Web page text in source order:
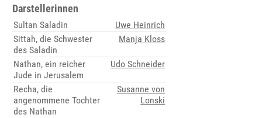
Darstellerinnen
Sultan Saladin
Uwe Heinrich
Sittah, die Schwester
des Saladin
Manja Kloss
Nathan, ein reicher
Jude in Jerusalem
Udo Schneider
Recha, die
angenommene Tochter
des Nathan
Susanne von
Lonski